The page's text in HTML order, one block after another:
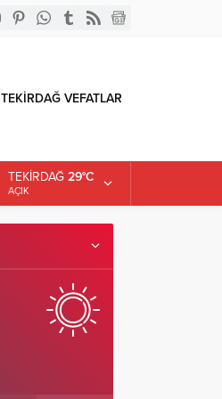
TEKİRDAĞ VEFATLAR
TEKIRDAĞ 29°C
AÇIK